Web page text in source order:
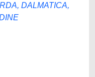
DALMATICA,